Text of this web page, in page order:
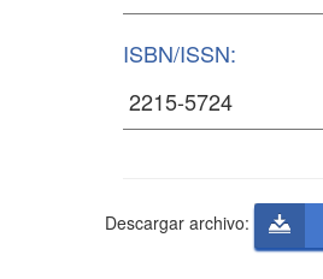
ISBN/ISSN:
Descargar archivo: